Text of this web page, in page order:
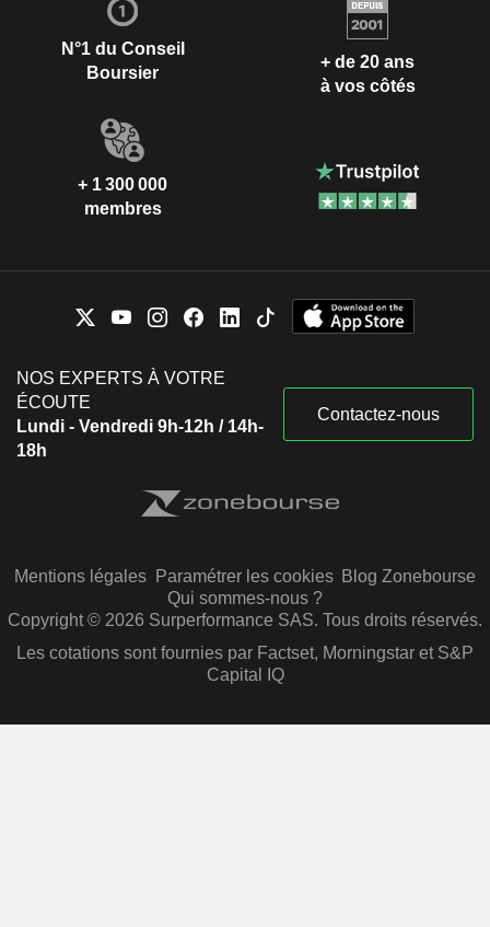
N°1 du Conseil
Boursier
+ de 20 ans
à vos côtés
+ 1 300 000
membres
NOS EXPERTS À VOTRE
ÉCOUTE
Lundi - Vendredi 9h-12h / 14h-
18h
Contactez-nous
Mentions légales Paramétrer les cookies Blog Zonebourse
Qui sommes-nous ?
Copyright © 2026 Surperformance SAS. Tous droits réservés.
Les cotations sont fournies par Factset, Morningstar et S&P
Capital IQ